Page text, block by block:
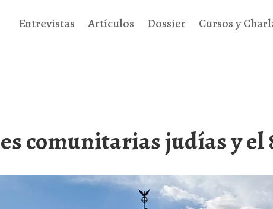
Entrevistas Artículos Dossier Cursos y
comunitarias judías y el